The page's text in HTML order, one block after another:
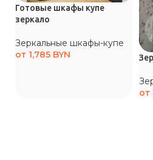
Готовые шкафы купе
зеркало
Зеркальные шкафы-купе
от 1,785 BYN
от